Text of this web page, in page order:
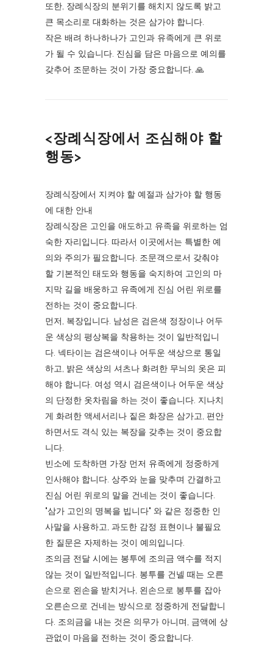
또한, 장례식장의 분위기를 해치지 않도록 밝고
큰 목소리로 대화하는 것은 삼가야 합니다.
작은 배려 하나하나가 고인과 유족에게 큰 위로
가 될 수 있습니다. 진심을 담은 마음으로 예의를
갖추어 조문하는 것이 가장 중요합니다. 🙏
<장례식장에서 조심해야 할
행동>
장례식장에서 지켜야 할 예절과 삼가야 할 행동
에 대한 안내
장례식장은 고인을 애도하고 유족을 위로하는 엄
숙한 자리입니다. 따라서 이곳에서는 특별한 예
의와 주의가 필요합니다. 조문객으로서 갖춰야
할 기본적인 태도와 행동을 숙지하여 고인의 마
지막 길을 배웅하고 유족에게 진심 어린 위로를
전하는 것이 중요합니다.
먼저, 복장입니다. 남성은 검은색 정장이나 어두
운 색상의 평상복을 착용하는 것이 일반적입니
다. 넥타이는 검은색이나 어두운 색상으로 통일
하고, 밝은 색상의 셔츠나 화려한 무늬의 옷은 피
해야 합니다. 여성 역시 검은색이나 어두운 색상
의 단정한 옷차림을 하는 것이 좋습니다. 지나치
게 화려한 액세서리나 짙은 화장은 삼가고, 편안
하면서도 격식 있는 복장을 갖추는 것이 중요합
니다.
빈소에 도착하면 가장 먼저 유족에게 정중하게
인사해야 합니다. 상주와 눈을 맞추며 간결하고
진심 어린 위로의 말을 건네는 것이 좋습니다.
"삼가 고인의 명복을 빕니다" 와 같은 정중한 인
사말을 사용하고, 과도한 감정 표현이나 불필요
한 질문은 자제하는 것이 예의입니다.
조의금 전달 시에는 봉투에 조의금 액수를 적지
않는 것이 일반적입니다. 봉투를 건넬 때는 오른
손으로 왼손을 받치거나, 왼손으로 봉투를 잡아
오른손으로 건네는 방식으로 정중하게 전달합니
다. 조의금을 내는 것은 의무가 아니며, 금액에 상
관없이 마음을 전하는 것이 중요합니다.